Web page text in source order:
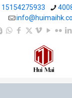
15154275933